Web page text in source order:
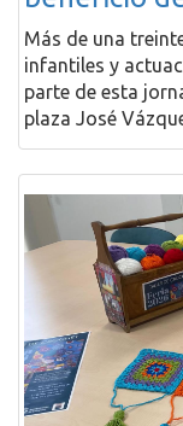
Más de una
infantiles y
parte de esta
plaza José